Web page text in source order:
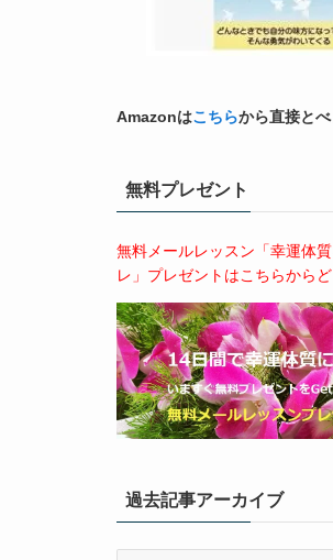
Amazonはこちらから直接とべ
無料プレゼント
無料メールレッスン「幸運体
レ」プレゼントはこちらから
過去記事アーカイブ